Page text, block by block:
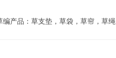
编产品：草支垫，草袋，草帘，草绳